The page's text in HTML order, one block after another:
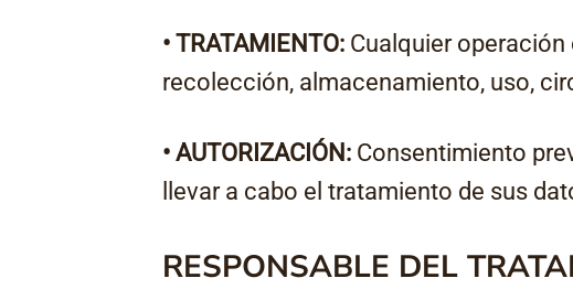
• TRATAMIENTO: Cualquier
recolección, almacenamiento, uso,
• AUTORIZACIÓN: Consentimiento
llevar a cabo el tratamiento de sus
RESPONSABLE DEL